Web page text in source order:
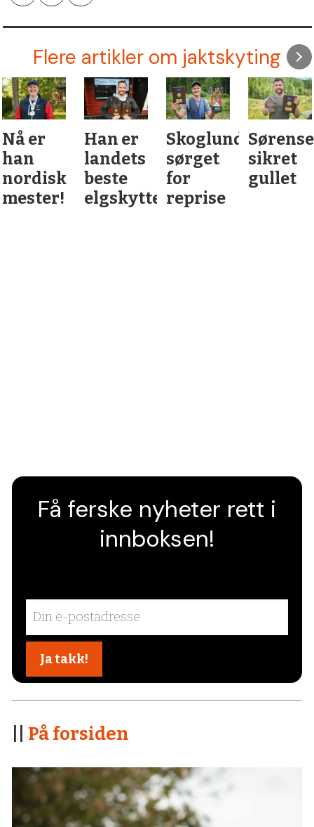
Flere artikler om jaktskyting
Nå er
han
nordisk
mester!
Han er
landets
beste
elgskytter
Skoglund
sørget
for
reprise
sikret
gullet
Få ferske nyheter rett i
innboksen!
På forsiden